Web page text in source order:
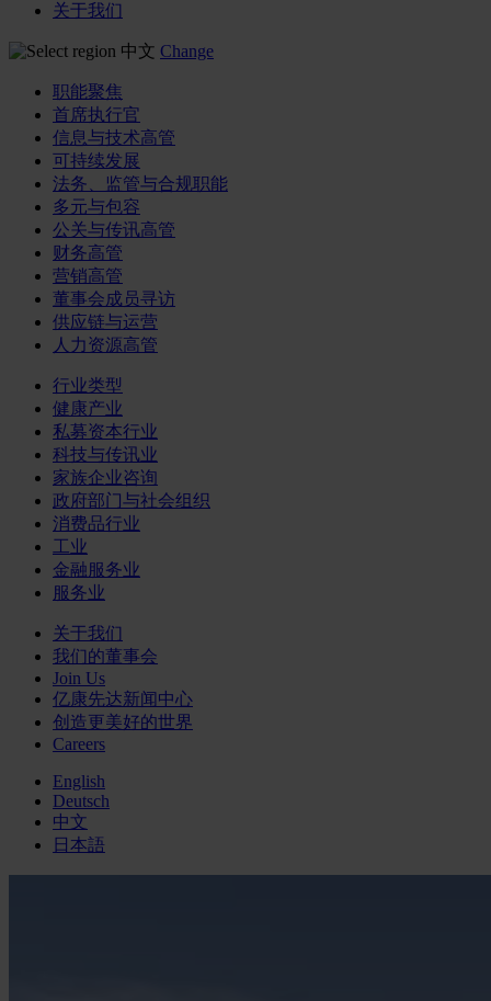
关于我们
中文 Change
职能聚焦
首席执行官
信息与技术高管
可持续发展
法务、监管与合规职能
多元与包容
公关与传讯高管
财务高管
营销高管
董事会成员寻访
供应链与运营
人力资源高管
行业类型
健康产业
私募资本行业
科技与传讯业
家族企业咨询
政府部门与社会组织
消费品行业
工业
金融服务业
服务业
关于我们
我们的董事会
Join Us
亿康先达新闻中心
创造更美好的世界
Careers
English
Deutsch
中文
日本語